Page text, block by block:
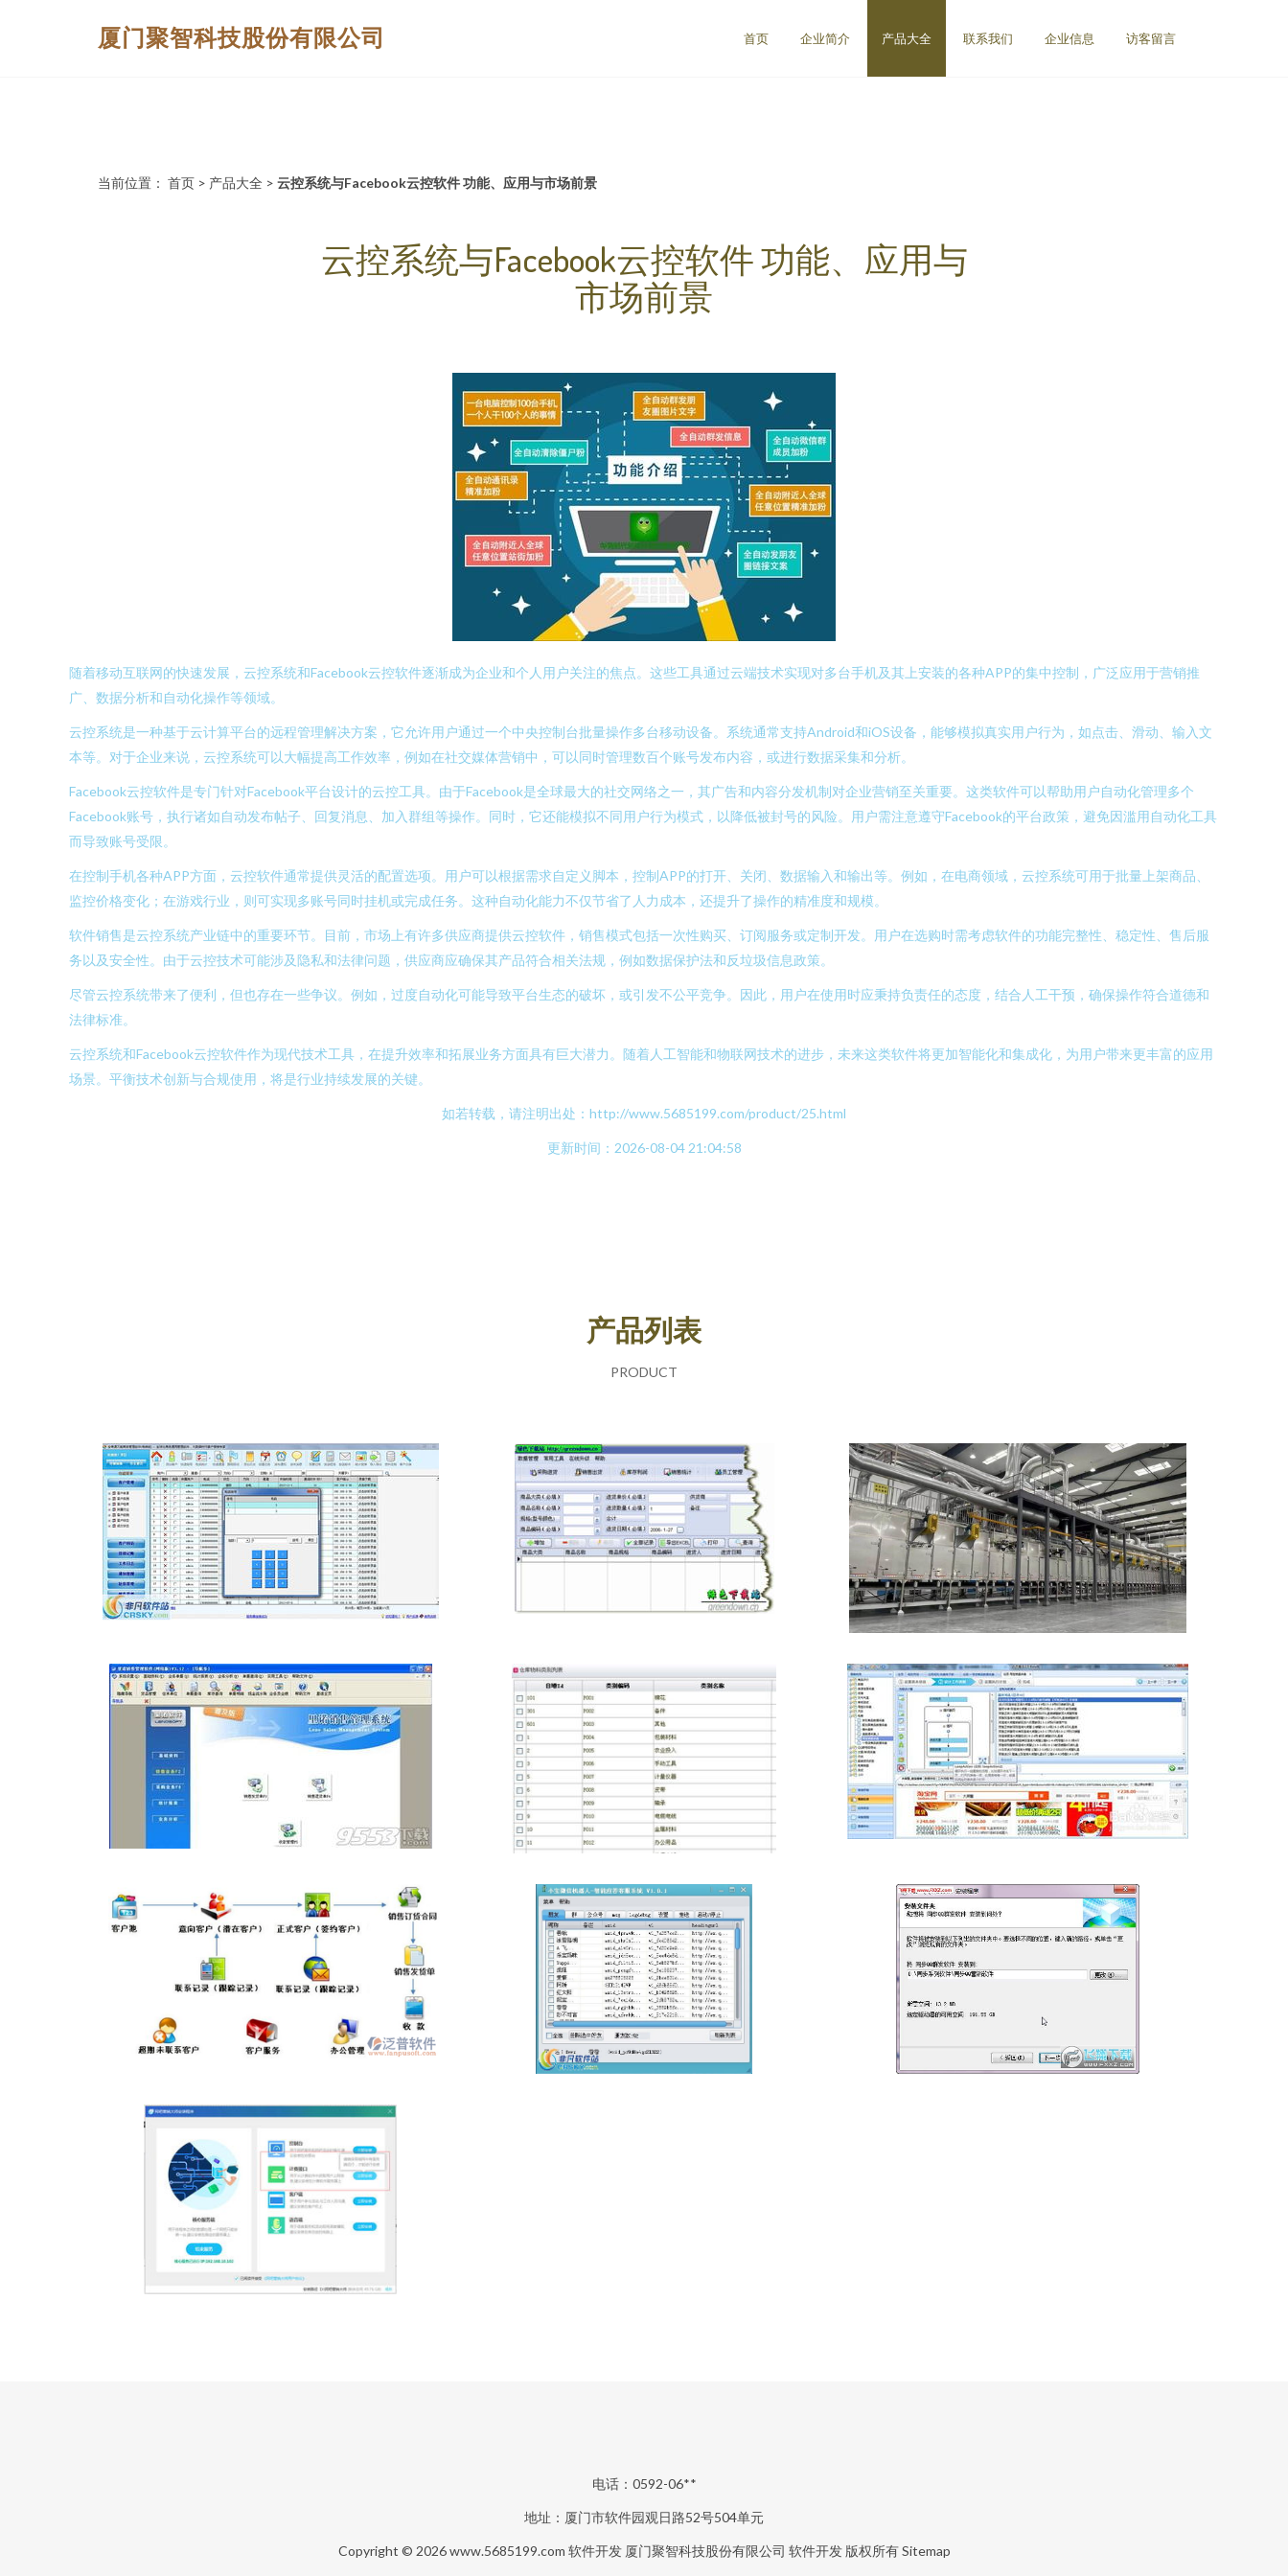
厦门聚智科技股份有限公司 首页 企业简介 产品大全 联系我们 企业信息 访客留言
当前位置： 首页 > 产品大全 > 云控系统与Facebook云控软件 功能、应用与市场前景
云控系统与Facebook云控软件 功能、应用与
市场前景
随着移动互联网的快速发展，云控系统和Facebook云控软件逐渐成为企业和个人用户关注的焦点。这些工具通过云端技术实现对多台手机及其上安装的各种APP的集中控制，广泛应用于营销推
广、数据分析和自动化操作等领域。
云控系统是一种基于云计算平台的远程管理解决方案，它允许用户通过一个中央控制台批量操作多台移动设备。系统通常支持Android和iOS设备，能够模拟真实用户行为，如点击、滑动、输入文
本等。对于企业来说，云控系统可以大幅提高工作效率，例如在社交媒体营销中，可以同时管理数百个账号发布内容，或进行数据采集和分析。
Facebook云控软件是专门针对Facebook平台设计的云控工具。由于Facebook是全球最大的社交网络之一，其广告和内容分发机制对企业营销至关重要。这类软件可以帮助用户自动化管理多个
Facebook账号，执行诸如自动发布帖子、回复消息、加入群组等操作。同时，它还能模拟不同用户行为模式，以降低被封号的风险。用户需注意遵守Facebook的平台政策，避免因滥用自动化工具
而导致账号受限。
在控制手机各种APP方面，云控软件通常提供灵活的配置选项。用户可以根据需求自定义脚本，控制APP的打开、关闭、数据输入和输出等。例如，在电商领域，云控系统可用于批量上架商品、
监控价格变化；在游戏行业，则可实现多账号同时挂机或完成任务。这种自动化能力不仅节省了人力成本，还提升了操作的精准度和规模。
软件销售是云控系统产业链中的重要环节。目前，市场上有许多供应商提供云控软件，销售模式包括一次性购买、订阅服务或定制开发。用户在选购时需考虑软件的功能完整性、稳定性、售后服
务以及安全性。由于云控技术可能涉及隐私和法律问题，供应商应确保其产品符合相关法规，例如数据保护法和反垃圾信息政策。
尽管云控系统带来了便利，但也存在一些争议。例如，过度自动化可能导致平台生态的破坏，或引发不公平竞争。因此，用户在使用时应秉持负责任的态度，结合人工干预，确保操作符合道德和
法律标准。
云控系统和Facebook云控软件作为现代技术工具，在提升效率和拓展业务方面具有巨大潜力。随着人工智能和物联网技术的进步，未来这类软件将更加智能化和集成化，为用户带来更丰富的应用
场景。平衡技术创新与合规使用，将是行业持续发展的关键。
如若转载，请注明出处：http://www.5685199.com/product/25.html
更新时间：2026-08-04 21:04:58
产品列表
PRODUCT
电话：0592-06**
地址：厦门市软件园观日路52号504单元
Copyright © 2026www.5685199.com 软件开发 厦门聚智科技股份有限公司 软件开发版权所有Sitemap